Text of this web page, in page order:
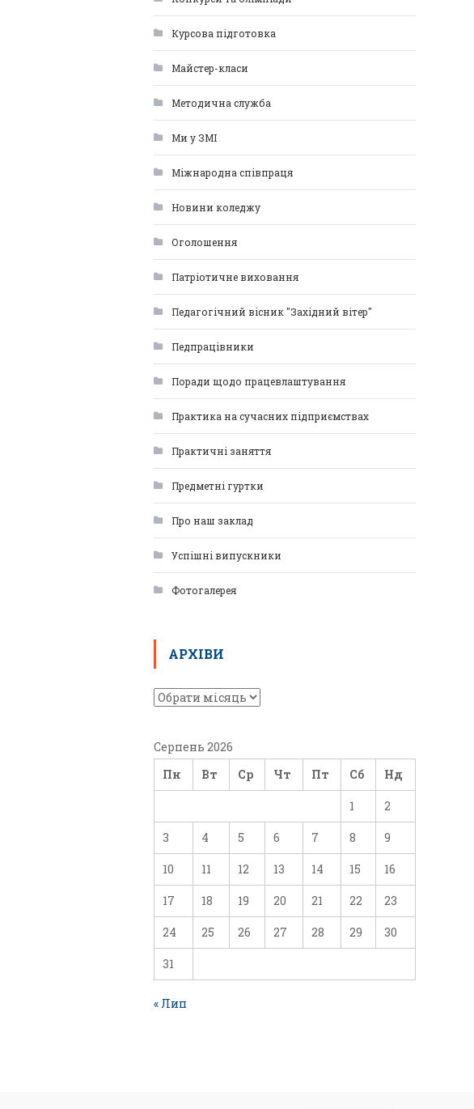
Курсова підготовка
Майстер-класи
Методична служба
Ми у ЗМІ
Міжнародна співпраця
Новини коледжу
Оголошення
Патріотичне виховання
Педагогічний вісник "Західний вітер"
Педпрацівники
Поради щодо працевлаштування
Практика на сучасних підприємствах
Практичні заняття
Предметні гуртки
Про наш заклад
Успішні випускники
Фотогалерея
АРХІВИ
Серпень 2026
Пн
Вт Ср Чт Пт Сб Нд
1 2
3 4 5 6 7 8 9
10 11 12 13 14 15 16
17 18 19 20 21 22 23
24 25 26 27 28 29 30
31
« Лип